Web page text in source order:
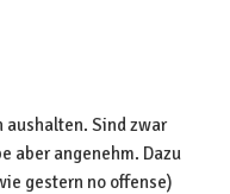
aushalten. Sind zwar
aber angenehm. Dazu
gestern no offense)